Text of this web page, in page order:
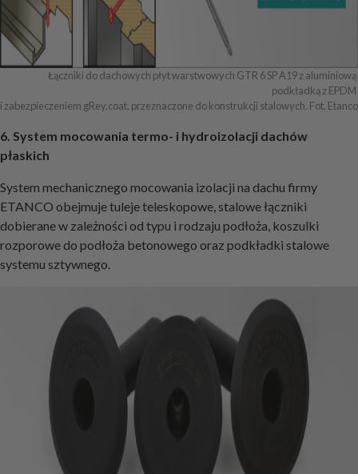
Łączniki do dachowych płyt warstwowych GTR 6 SP A19 z aluminiową
podkładką z EPDM
i zabezpieczeniem gRey.coat, przeznaczone do konstrukcji stalowych. Fot. Etanco
6. System mocowania termo- i hydroizolacji dachów
płaskich
System mechanicznego mocowania izolacji na dachu firmy
ETANCO obejmuje tuleje teleskopowe, stalowe łączniki
dobierane w zależności od typu i rodzaju podłoża, koszulki
rozporowe do podłoża betonowego oraz podkładki stalowe
systemu sztywnego.